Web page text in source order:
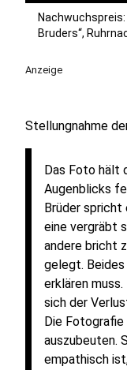
Bruders“,
Anzeige
Stellungnahme
Das Foto hält
Augenblicks
Brüder spricht
eine vergräbt
andere bricht
gelegt. Beides
erklären
sich der
Die
auszubeuten.
empathisch